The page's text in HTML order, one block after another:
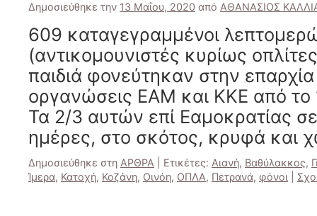
Δημοσιεύθηκε την 13 Μαΐου, 2020 από ΑΘΑΝΑΣΙΟΣ
609 καταγεγραμμένοι
(αντικομουνιστές κυρίως
παιδιά φονεύτηκαν στην
οργανώσεις ΕΑΜ και ΚΚΕ από
Τα 2/3 αυτών επί Εαμοκρατίας
ημέρες, στο σκότος, κρυφά και
Δημοσιεύθηκε στη ΑΡΘΡΑ Ετικέτες: Αιανή, Βαθύλακκος,
Ίμερα, Κατοχή, Κοζάνη, Οινόη, ΟΠΛΑ, Πετρανά, φόνοι